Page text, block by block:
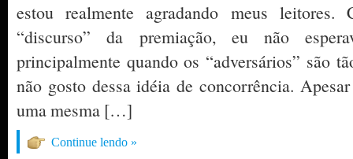
estou realmente agradando meus
“discurso” da premiação, eu não
principalmente quando os “adversários” são
não gosto dessa idéia de concorrência.
uma mesma […]
Continue lendo »